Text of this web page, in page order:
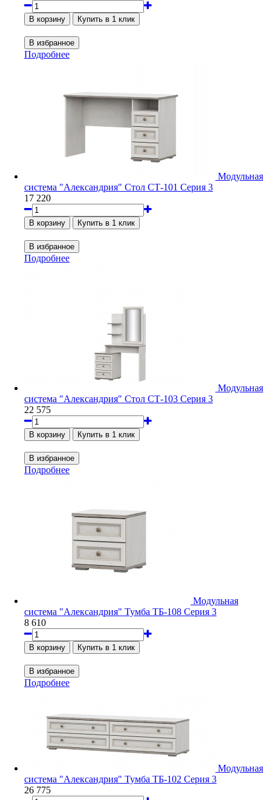
Подробнее
Модульная
система "Александрия" Стол СТ-101 Серия 3
17 220
Подробнее
Модульная
система "Александрия" Стол СТ-103 Серия 3
22 575
Подробнее
Модульная
система "Александрия" Тумба ТБ-108 Серия 3
8 610
Подробнее
Модульная
система "Александрия" Тумба ТБ-102 Серия 3
26 775